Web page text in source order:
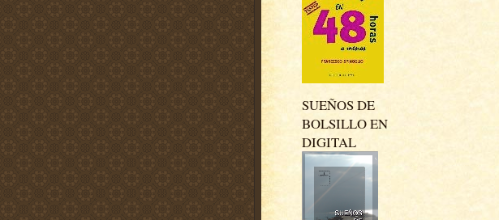
SUEÑOS DE
BOLSILLO EN
DIGITAL